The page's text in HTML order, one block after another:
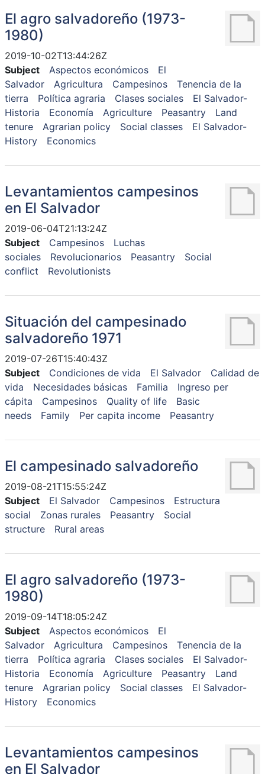
El agro salvadoreño (1973-
1980)
2019-10-02T13:44:26Z
Subject
Aspectos económicos
El
Salvador
Agricultura Campesinos
Tenencia de la
tierra
Política agraria Clases sociales
El Salvador-
Historia
Economía Agriculture Peasantry
Land
tenure
Agrarian policy Social classes
El Salvador-
History
Economics
Levantamientos campesinos
en El Salvador
2019-06-04T21:13:24Z
Subject
Campesinos
Luchas
sociales
Revolucionarios Peasantry
Social
conflict
Revolutionists
Situación del campesinado
salvadoreño 1971
2019-07-26T15:40:43Z
Subject
Condiciones de vida El Salvador
Calidad de
vida
Necesidades básicas Familia
Ingreso per
cápita
Campesinos Quality of life
Basic
needs
Family Per capita income Peasantry
El campesinado salvadoreño
2019-08-21T15:55:24Z
Subject
El Salvador Campesinos
Estructura
social
Zonas rurales Peasantry
Social
structure
Rural areas
El agro salvadoreño (1973-
1980)
2019-09-14T18:05:24Z
Subject
Aspectos económicos
El
Salvador
Agricultura Campesinos
Tenencia de la
tierra
Política agraria Clases sociales
El Salvador-
Historia
Economía Agriculture Peasantry
Land
tenure
Agrarian policy Social classes
El Salvador-
History
Economics
Levantamientos campesinos
en El Salvador